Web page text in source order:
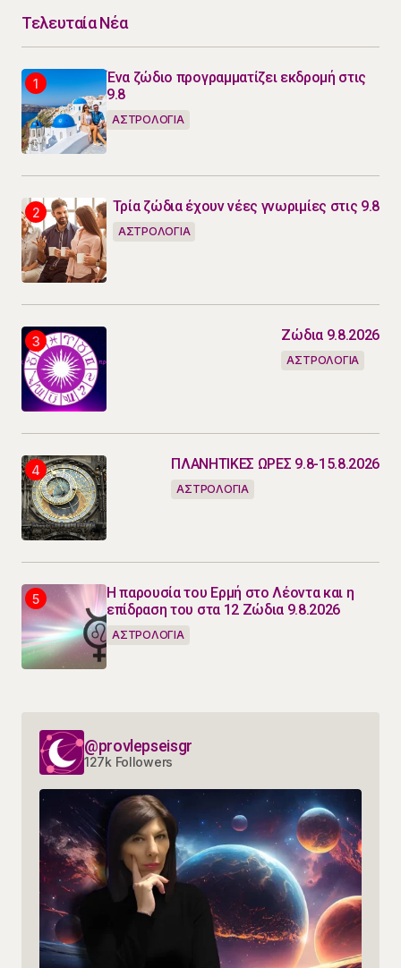
Τελευταία Νέα
Ένα ζώδιο προγραμματίζει εκδρομή στις
9.8
ΑΣΤΡΟΛΟΓΙΑ
Τρία ζώδια έχουν νέες γνωριμίες στις 9.8
ΑΣΤΡΟΛΟΓΙΑ
Ζώδια 9.8.2026
ΑΣΤΡΟΛΟΓΙΑ
ΠΛΑΝΗΤΙΚΕΣ ΩΡΕΣ 9.8-15.8.2026
ΑΣΤΡΟΛΟΓΙΑ
Η παρουσία του Ερμή στο Λέοντα και η
επίδραση του στα 12 Ζώδια 9.8.2026
ΑΣΤΡΟΛΟΓΙΑ
@provlepseisgr
127k Followers